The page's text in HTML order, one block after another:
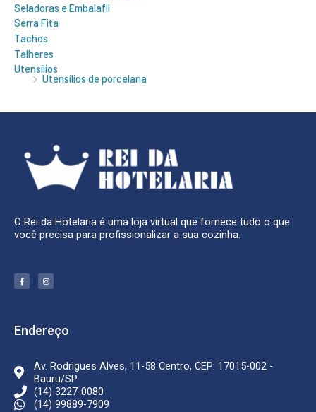
Seladoras e Embalafil
Serra Fita
Tachos
Talheres
Utensílios
Utensílios de porcelana
O Rei da Hotelaria é uma loja virtual que fornece tudo o que
você precisa para profissionalizar a sua cozinha.
F
a
c
k
-
I
n
s
m
Endereço
Av. Rodrigues Alves, 11-58 Centro, CEP: 17015-002 -
Bauru/SP
(14) 3227-0080
(14) 99889-7909